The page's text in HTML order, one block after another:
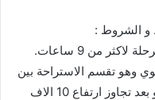
و الشروط :
من 9 ساعات.
وهو تقسم الاستراحة بين
الطاقم بعد مرور 10 دقائق بعد الاقلاع او بعد تجاوز ارتفاع 10 الاف